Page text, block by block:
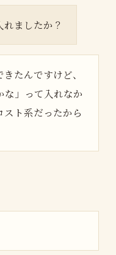
ましたか？
たんですけど、
な」って入れなか
スト系だったから